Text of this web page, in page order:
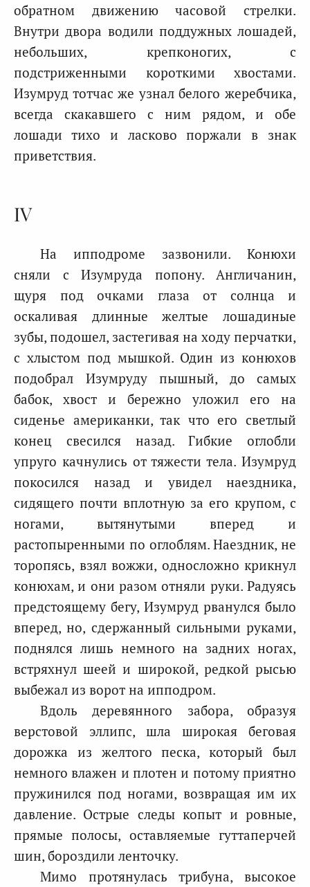
обратном движению часовой стрелки.
Внутри двора водили поддужных лошадей,
небольших, крепконогих, с
подстриженными короткими хвостами.
Изумруд тотчас же узнал белого жеребчика,
всегда скакавшего с ним рядом, и обе
лошади тихо и ласково поржали в знак
приветствия.
IV
На ипподроме зазвонили. Конюхи
сняли с Изумруда попону. Англичанин,
щуря под очками глаза от солнца и
оскаливая длинные желтые лошадиные
зубы, подошел, застегивая на ходу перчатки,
с хлыстом под мышкой. Один из конюхов
подобрал Изумруду пышный, до самых
бабок, хвост и бережно уложил его на
сиденье американки, так что его светлый
конец свесился назад. Гибкие оглобли
упруго качнулись от тяжести тела. Изумруд
покосился назад и увидел наездника,
сидящего почти вплотную за его крупом, с
ногами, вытянутыми вперед и
растопыренными по оглоблям. Наездник, не
торопясь, взял вожжи, односложно крикнул
конюхам, и они разом отняли руки. Радуясь
предстоящему бегу, Изумруд рванулся было
вперед, но, сдержанный сильными руками,
поднялся лишь немного на задних ногах,
встряхнул шеей и широкой, редкой рысью
выбежал из ворот на ипподром.
Вдоль деревянного забора, образуя
верстовой эллипс, шла широкая беговая
дорожка из желтого песка, который был
немного влажен и плотен и потому приятно
пружинился под ногами, возвращая им их
давление. Острые следы копыт и ровные,
прямые полосы, оставляемые гуттаперчей
шин, бороздили ленточку.
Мимо протянулась трибуна, высокое